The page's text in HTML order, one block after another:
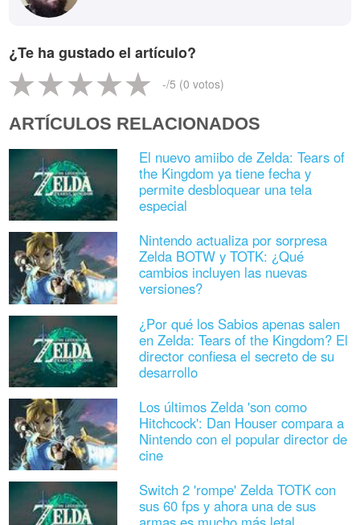
¿Te ha gustado el artículo?
-/5 (0 votos)
ARTÍCULOS RELACIONADOS
El nuevo amiibo de Zelda: Tears of
the Kingdom ya tiene fecha y
permite desbloquear una tela
especial
Nintendo actualiza por sorpresa
Zelda BOTW y TOTK: ¿Qué
cambios incluyen las nuevas
versiones?
¿Por qué los Sabios apenas salen
en Zelda: Tears of the Kingdom? El
director confiesa el secreto de su
desarrollo
Los últimos Zelda 'son como
Hitchcock': Dan Houser compara a
Nintendo con el popular director de
cine
Switch 2 'rompe' Zelda TOTK con
sus 60 fps y ahora una de sus